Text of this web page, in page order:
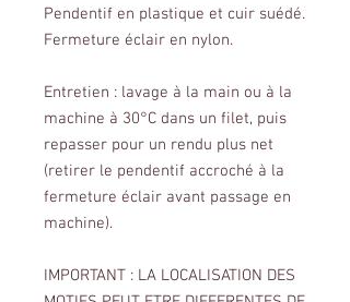
Pendentif en plastique et cuir suédé.
Fermeture éclair en nylon.
Entretien : lavage à la main ou à la
machine à 30°C dans un filet, puis
repasser pour un rendu plus net
(retirer le pendentif accroché à la
fermeture éclair avant passage en
machine).
IMPORTANT : LA LOCALISATION DES